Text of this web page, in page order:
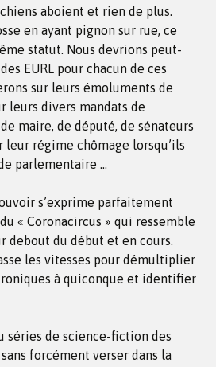
aboient et rien de plus.
en ayant pignon sur rue, ce
statut. Nous devrions peut-
EURL pour chacun de ces
sur leurs émoluments de
leurs divers mandats de
maire, de député, de sénateurs
leur régime chômage lorsqu’ils
parlementaire …
s’exprime parfaitement
« Coronacircus » qui ressemble
debout du début et en cours.
les vitesses pour démultiplier
à quiconque et identifier
séries de science-fiction des
forcément verser dans la